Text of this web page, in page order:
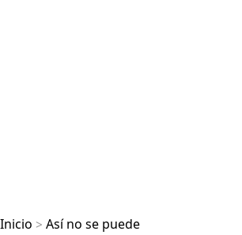
Inicio > Así no se puede